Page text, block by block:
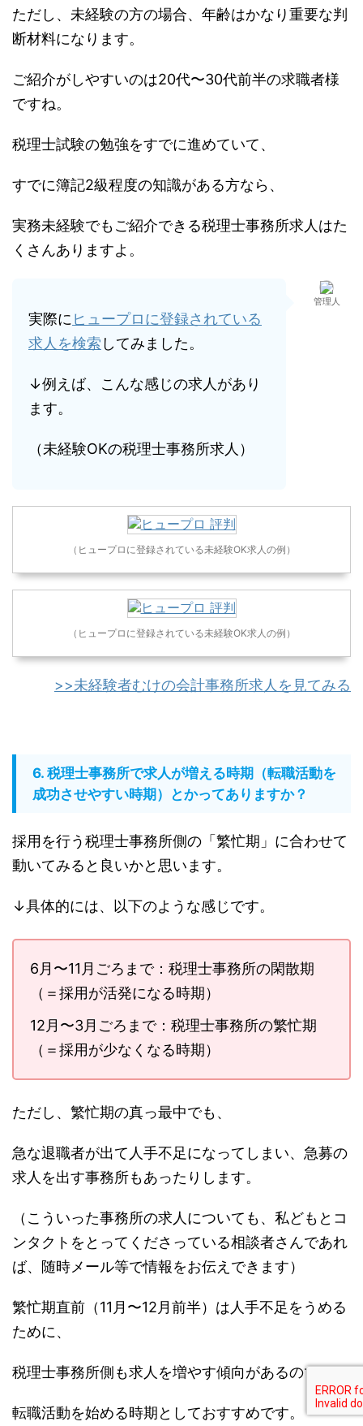
ただし、未経験の方の場合、年齢はかなり重要な判
断材料になります。
ご紹介がしやすいのは20代〜30代前半の求職者様
ですね。
税理士試験の勉強をすでに進めていて、
すでに簿記2級程度の知識がある方なら、
実務未経験でもご紹介できる税理士事務所求人はた
くさんありますよ。
実際に ヒュープロに登録されている
求人を検索 してみました。
↓例えば、こんな感じの求人があり
ます。
（未経験OKの税理士事務所求人）
管理人
（ヒュープロに登録されている未経験OK求人の例）
（ヒュープロに登録されている未経験OK求人の例）
>>未経験者むけの会計事務所求人を見てみる
6. 税理士事務所で求人が増える時期（転職活動を
成功させやすい時期）とかってありますか？
採用を行う税理士事務所側の「繁忙期」に合わせて
動いてみると良いかと思います。
↓具体的には、以下のような感じです。
6月〜11月ごろまで：税理士事務所の閑散期
（＝採用が活発になる時期）
12月〜3月ごろまで：税理士事務所の繁忙期
（＝採用が少なくなる時期）
ただし、繁忙期の真っ最中でも、
急な退職者が出て人手不足になってしまい、急募の
求人を出す事務所もあったりします。
（こういった事務所の求人についても、私どもとコ
ンタクトをとってくださっている相談者さんであれ
ば、随時メール等で情報をお伝えできます）
繁忙期直前（11月〜12月前半）は人手不足をうめる
ために、
税理士事務所側も求人を増やす傾向があるので、
転職活動を始める時期としておすすめです。